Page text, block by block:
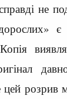
не
розрив